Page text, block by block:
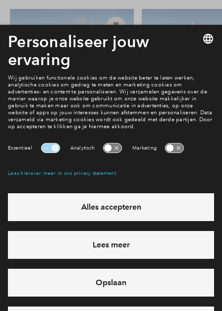
#044
In optie
Rug-aan-rug woning type F
€ 334.500 v.o.n.
In optie
Rug-aan-rug
€ 334.500
Interesse? Meld je dan snel aan